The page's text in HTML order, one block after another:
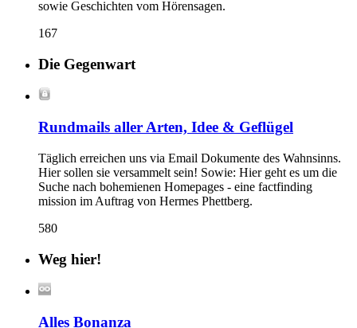
sowie Geschichten vom Hörensagen.
167
Die Gegenwart
Rundmails aller Arten, Idee & Geflügel
Täglich erreichen uns via Email Dokumente des Wahnsinns.
Hier sollen sie versammelt sein! Sowie: Hier geht es um die
Suche nach bohemienen Homepages - eine factfinding
mission im Auftrag von Hermes Phettberg.
580
Weg hier!
Alles Bonanza